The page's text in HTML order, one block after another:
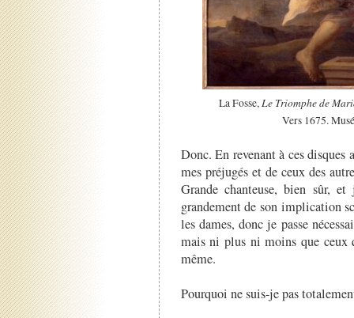
La Fosse,Le Triomphe de
Vers 1675.
Donc. En revenant à ces disques
mes préjugés et de ceux des
Grande chanteuse, bien sûr,
grandement de son implication
les dames, donc je passe
mais ni plus ni moins que ceux
même.
Pourquoi ne suis-je pas